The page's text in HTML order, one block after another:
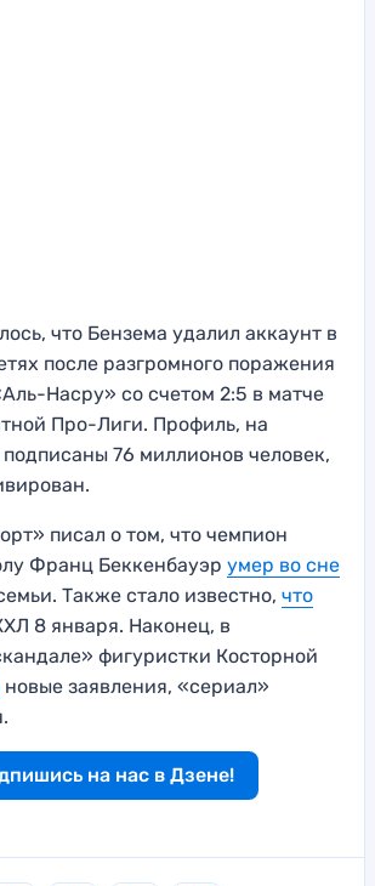
что Бензема удалил аккаунт в
после разгромного поражения
Насру» со счетом 2:5 в матче
Про-Лиги. Профиль, на
76 миллионов человек,
писал о том, что чемпион
Франц Беккенбауэр умер во сне
Также стало известно, что
8 января. Наконец, в
фигуристки Косторной
новые заявления, «сериал»
на нас в Дзене!